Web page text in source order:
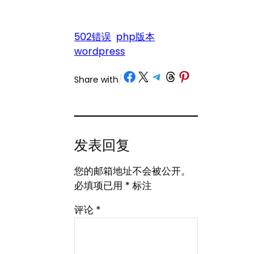
502错误 php版本
wordpress
Share with/ Share on Facebook Share on X Share on Telegram Share on Threads Share on Pinterest
发表回复
您的邮箱地址不会被公开。
必填项已用 * 标注
评论 *